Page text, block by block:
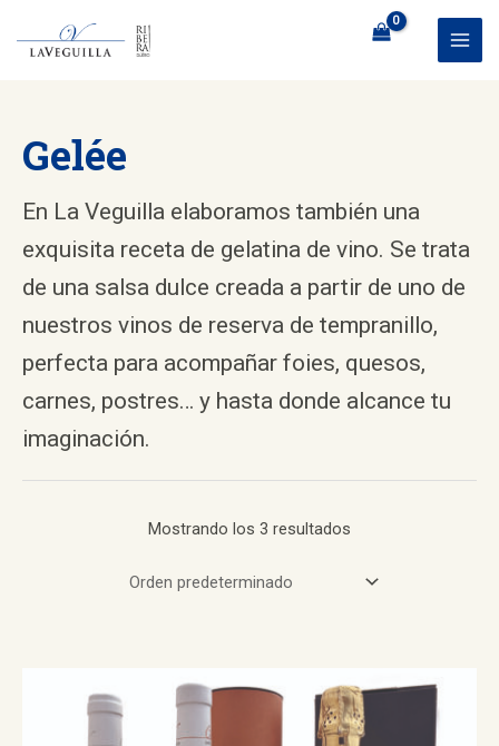
contenido
Gelée
En La Veguilla elaboramos también una
exquisita receta de gelatina de vino. Se trata
de una salsa dulce creada a partir de uno de
nuestros vinos de reserva de tempranillo,
perfecta para acompañar foies, quesos,
carnes, postres… y hasta donde alcance tu
imaginación.
Mostrando los 3 resultados